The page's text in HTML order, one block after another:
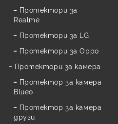
Протектори за
Realme
Протектори за LG
Протектори за Oppo
Протектори за камера
Протектор за камера
Blueo
Протектор за камера
други